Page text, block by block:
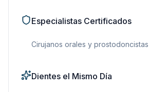
Especialistas Certificados
Cirujanos orales y
Dientes el Mismo Día